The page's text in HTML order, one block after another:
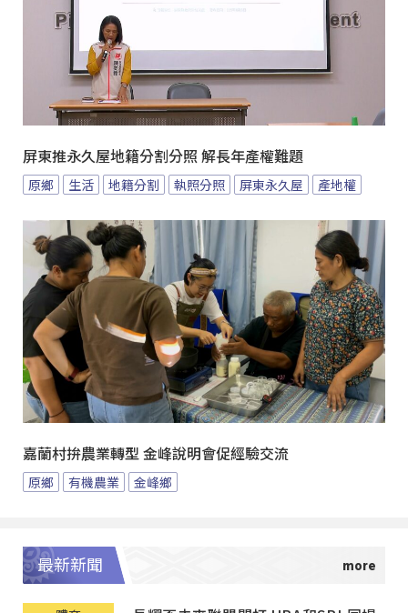
屏東推永久屋地籍分割分照 解長年產權難題
原鄉 生活 地籍分割 執照分照 屏東永久屋 產地權
嘉蘭村拚農業轉型 金峰說明會促經驗交流
原鄉 有機農業 金峰鄉
最新新聞